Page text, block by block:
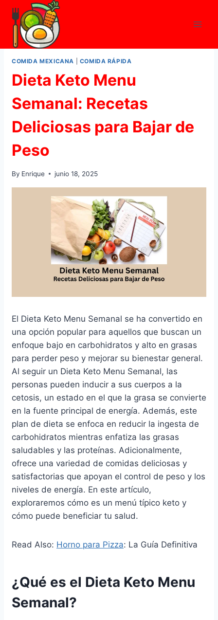
Skip
content
COMIDA MEXICANA COMIDA RÁPIDA
Dieta Keto Menu
Semanal: Recetas
Deliciosas para Bajar de
Peso
By Enrique junio 18, 2025
El Dieta Keto Menu Semanal se ha convertido en
una opción popular para aquellos que buscan un
enfoque bajo en carbohidratos y alto en grasas
para perder peso y mejorar su bienestar general.
Al seguir un Dieta Keto Menu Semanal, las
personas pueden inducir a sus cuerpos a la
cetosis, un estado en el que la grasa se convierte
en la fuente principal de energía. Además, este
plan de dieta se enfoca en reducir la ingesta de
carbohidratos mientras enfatiza las grasas
saludables y las proteínas. Adicionalmente,
ofrece una variedad de comidas deliciosas y
satisfactorias que apoyan el control de peso y los
niveles de energía. En este artículo,
exploraremos cómo es un menú típico keto y
cómo puede beneficiar tu salud.
Read Also: Horno para Pizza: La Guía Definitiva
¿Qué es el Dieta Keto Menu
Semanal?